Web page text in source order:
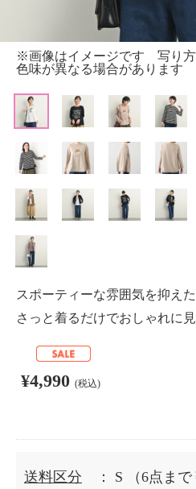
※画像はイメージです 写り方
色味が異なる場合があります
スポーティーな雰囲気を抑え
さっと着るだけでおしゃれに
¥4,990 (税込)
送料区分 ： S
（6点まで